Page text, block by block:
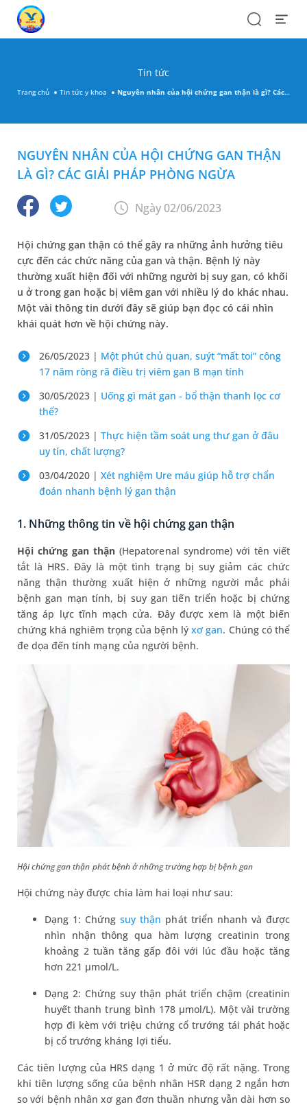
SearchOpen
Tin tức
Trang chủ Tin tức y khoa Nguyên nhân của hội chứng gan thận là gì? Các giải pháp phòng ngừa
NGUYÊN NHÂN CỦA HỘI CHỨNG GAN THẬN
LÀ GÌ? CÁC GIẢI PHÁP PHÒNG NGỪA
Ngày 02/06/2023
Hội chứng gan thận có thể gây ra những ảnh hưởng tiêu
cực đến các chức năng của gan và thận. Bệnh lý này
thường xuất hiện đối với những người bị suy gan, có khối
u ở trong gan hoặc bị viêm gan với nhiều lý do khác nhau.
Một vài thông tin dưới đây sẽ giúp bạn đọc có cái nhìn
khái quát hơn về hội chứng này.
26/05/2023 | Một phút chủ quan, suýt “mất toi” công
17 năm ròng rã điều trị viêm gan B mạn tính
30/05/2023 | Uống gì mát gan - bổ thận thanh lọc cơ
thể?
31/05/2023 | Thực hiện tầm soát ung thư gan ở đâu
uy tín, chất lượng?
03/04/2020 | Xét nghiệm Ure máu giúp hỗ trợ chẩn
đoán nhanh bệnh lý gan thận
1. Những thông tin về hội chứng gan thận
Hội chứng gan thận (Hepatorenal syndrome) với tên viết
tắt là HRS. Đây là một tình trạng bị suy giảm các chức
năng thận thường xuất hiện ở những người mắc phải
bệnh gan mạn tính, bị suy gan tiến triển hoặc bị chứng
tăng áp lực tĩnh mạch cửa. Đây được xem là một biến
chứng khá nghiêm trọng của bệnh lýxơ gan. Chúng có thể
đe dọa đến tính mạng của người bệnh.
Hội chứng gan thận phát bệnh ở những trường hợp bị bệnh gan
Hội chứng này được chia làm hai loại như sau:
Dạng 1: Chứngsuy thận phát triển nhanh và được
nhìn nhận thông qua hàm lượng creatinin trong
khoảng 2 tuần tăng gấp đôi với lúc đầu hoặc tăng
hơn 221 µmol/L.
Dạng 2: Chứng suy thận phát triển chậm (creatinin
huyết thanh trung bình 178 µmol/L). Một vài trường
hợp đi kèm với triệu chứng cổ trướng tái phát hoặc
bị cổ trướng kháng lợi tiểu.
Các tiên lượng của HRS dạng 1 ở mức độ rất nặng. Trong
khi tiên lượng sống của bệnh nhân HSR dạng 2 ngắn hơn
so với bệnh nhân xơ gan đơn thuần nhưng vẫn dài hơn so